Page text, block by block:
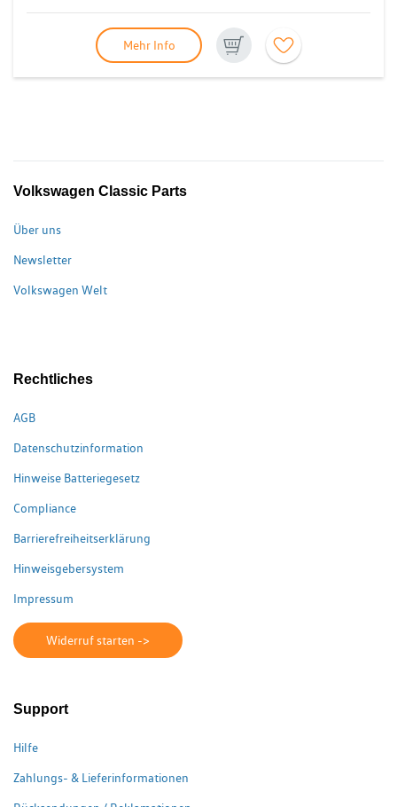
Mehr Info
Volkswagen Classic Parts
Über uns
Newsletter
Volkswagen Welt
Rechtliches
AGB
Datenschutzinformation
Hinweise Batteriegesetz
Compliance
Barrierefreiheitserklärung
Hinweisgebersystem
Impressum
Widerruf starten ->
Support
Hilfe
Zahlungs- & Lieferinformationen